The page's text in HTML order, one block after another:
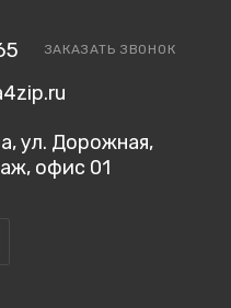
ЗАКАЗАТЬ ЗВОНОК
ул. Дорожная,
офис 01